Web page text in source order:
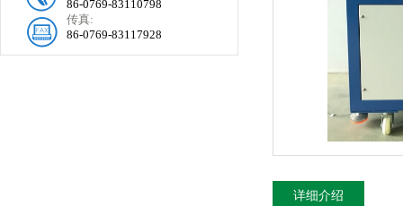
86-0769-83110798
传真:
86-0769-83117928
详细介绍